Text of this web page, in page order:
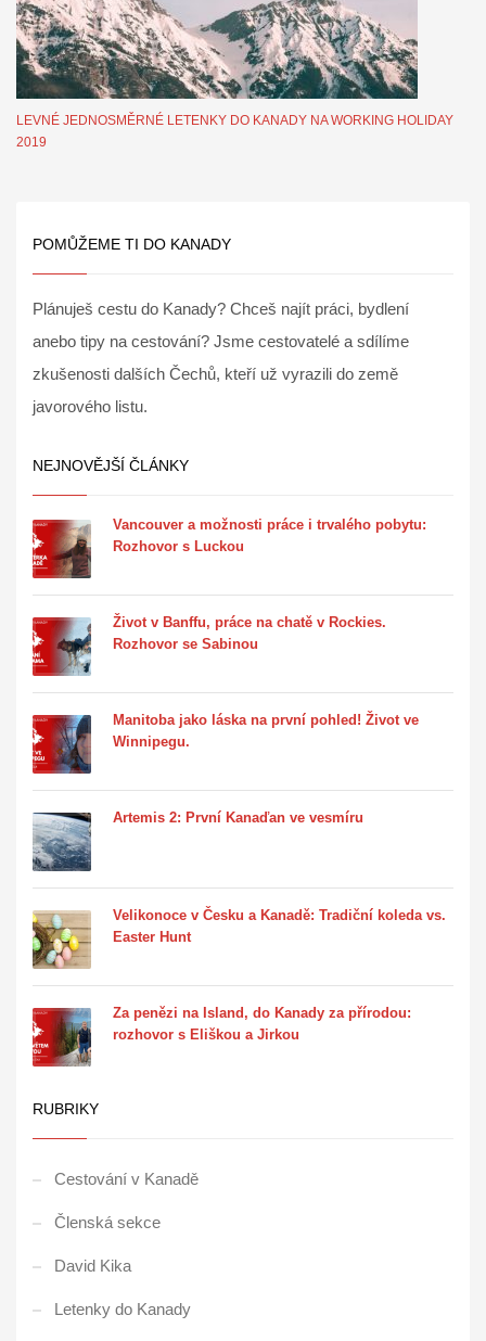
LEVNÉ JEDNOSMĚRNÉ LETENKY DO KANADY NA WORKING HOLIDAY
2019
POMŮŽEME TI DO KANADY
Plánuješ cestu do Kanady? Chceš najít práci, bydlení
anebo tipy na cestování? Jsme cestovatelé a sdílíme
zkušenosti dalších Čechů, kteří už vyrazili do země
javorového listu.
NEJNOVĚJŠÍ ČLÁNKY
Vancouver a možnosti práce i trvalého pobytu:
Rozhovor s Luckou
Život v Banffu, práce na chatě v Rockies.
Rozhovor se Sabinou
Manitoba jako láska na první pohled! Život ve
Winnipegu.
Artemis 2: První Kanaďan ve vesmíru
Velikonoce v Česku a Kanadě: Tradiční koleda vs.
Easter Hunt
Za penězi na Island, do Kanady za přírodou:
rozhovor s Eliškou a Jirkou
RUBRIKY
Cestování v Kanadě
Členská sekce
David Kika
Letenky do Kanady